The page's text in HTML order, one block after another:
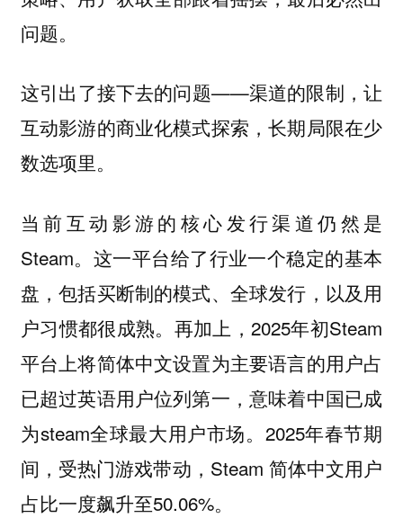
问题。
这引出了接下去的问题——渠道的限制，让
互动影游的商业化模式探索，长期局限在少
数选项里。
当前互动影游的核心发行渠道仍然是
Steam。这一平台给了行业一个稳定的基本
盘，包括买断制的模式、全球发行，以及用
户习惯都很成熟。再加上，2025年初Steam
平台上将简体中文设置为主要语言的用户占
已超过英语用户位列第一，意味着中国已成
为steam全球最大用户市场。2025年春节期
间，受热门游戏带动，Steam 简体中文用户
占比一度飙升至‌50.06%‌。